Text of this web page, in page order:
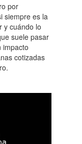
por
siempre es la
y cuándo lo
suele pasar
impacto
cotizadas